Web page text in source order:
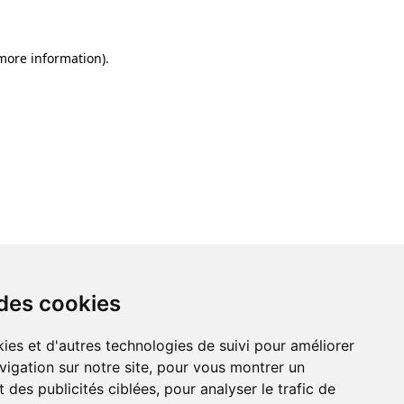
cookies
et d'autres technologies de suivi pour améliorer
sur notre site, pour vous montrer un
des publicités ciblées, pour analyser le trafic de
information).